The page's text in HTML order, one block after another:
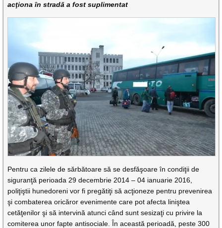
acţiona în stradă a fost suplimentat
Pentru ca zilele de sărbătoare să se desfăşoare în condiţii de
siguranţă perioada 29 decembrie 2014 – 04 ianuarie 2016,
poliţiştii hunedoreni vor fi pregătiţi să acţioneze pentru prevenirea
şi combaterea oricăror evenimente care pot afecta liniştea
cetăţenilor şi să intervină atunci când sunt sesizaţi cu privire la
comiterea unor fapte antisociale. În această perioadă, peste 300